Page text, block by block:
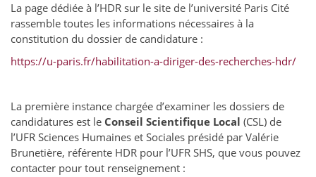
La page dédiée à l’HDR sur le site de l’université Paris Cité
rassemble toutes les informations nécessaires à la
constitution du dossier de candidature :
https://u-paris.fr/habilitation-a-diriger-des-recherches-hdr/
La première instance chargée d’examiner les dossiers de
candidatures est le Conseil Scientifique Local (CSL) de
l’UFR Sciences Humaines et Sociales présidé par Valérie
Brunetière, référente HDR pour l’UFR SHS, que vous pouvez
contacter pour tout renseignement :